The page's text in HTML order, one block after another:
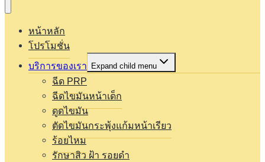
หน้าหลัก
โปรโมชั่น
บริการของเรา
Expand child menu
ฉีด PRP
ฉีดไขมันหน้าเด็ก
ดูดไขมัน
ตัดไขมันกระพุ้งแก้มหน้าเรียว
ร้อยไหม
รักษาสิว ฝ้า รอยดำ